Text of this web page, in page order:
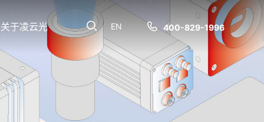
400-829-1996
EN
关于凌云光